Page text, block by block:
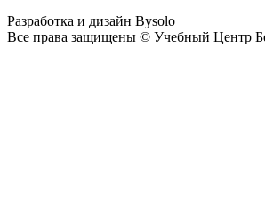
Разработка и дизайн Bysolo
Все права защищены © Учебный Центр